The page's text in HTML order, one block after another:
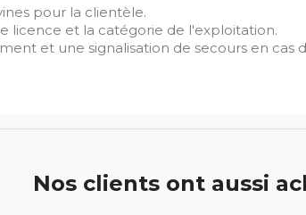
pour la clientèle.
licence et la catégorie de l'exploitation.
et une signalisation de secours en cas
Nos clients ont aussi